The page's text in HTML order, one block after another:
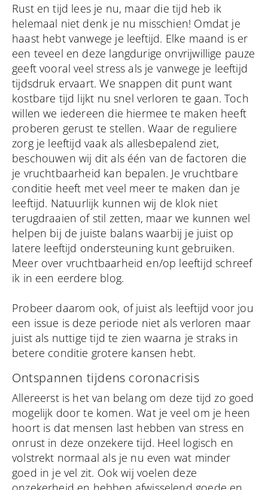
Rust en tijd lees je nu, maar die tijd heb ik
helemaal niet denk je nu misschien! Omdat je
haast hebt vanwege je leeftijd. Elke maand is er
een teveel en deze langdurige onvrijwillige pauze
geeft vooral veel stress als je vanwege je leeftijd
tijdsdruk ervaart. We snappen dit punt want
kostbare tijd lijkt nu snel verloren te gaan. Toch
willen we iedereen die hiermee te maken heeft
proberen gerust te stellen. Waar de reguliere
zorg je leeftijd vaak als allesbepalend ziet,
beschouwen wij dit als één van de factoren die
je vruchtbaarheid kan bepalen. Je vruchtbare
conditie heeft met veel meer te maken dan je
leeftijd. Natuurlijk kunnen wij de klok niet
terugdraaien of stil zetten, maar we kunnen wel
helpen bij de juiste balans waarbij je juist op
latere leeftijd ondersteuning kunt gebruiken.
Meer over vruchtbaarheid en/op leeftijd schreef
ik in een eerdere blog.
Probeer daarom ook, of juist als leeftijd voor jou
een issue is deze periode niet als verloren maar
juist als nuttige tijd te zien waarna je straks in
betere conditie grotere kansen hebt.
Ontspannen tijdens coronacrisis
Allereerst is het van belang om deze tijd zo goed
mogelijk door te komen. Wat je veel om je heen
hoort is dat mensen last hebben van stress en
onrust in deze onzekere tijd. Heel logisch en
volstrekt normaal als je nu even wat minder
goed in je vel zit. Ook wij voelen deze